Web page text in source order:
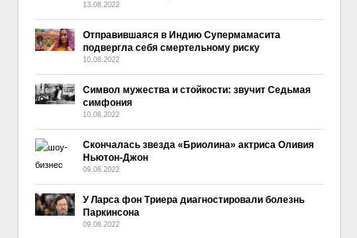
13.08.2022
Отправившаяся в Индию Супермамасита
подвергла себя смертельному риску
10.08.2022
Символ мужества и стойкости: звучит Седьмая
симфония
10.08.2022
Скончалась звезда «Бриолина» актриса Оливия
Ньютон-Джон
09.08.2022
У Ларса фон Триера диагностировали болезнь
Паркинсона
09.08.2022